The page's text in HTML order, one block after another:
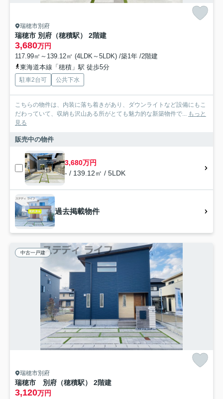
瑞穂市別府
瑞穂市 別府（穂積駅） 2階建
3,680万円
117.99㎡～139.12㎡ (4LDK～5LDK) /築1年 /2階建
東海道本線「穂積」駅 徒歩5分
駐車2台可 公共下水
こちらの物件は、内装に落ち着きがあり、ダウンライトなど設備にもこ
だわっていて、収納も沢山ある所がとても魅力的な新築物件で... もっと
見る
販売中の物件
3,680万円
- / 139.12㎡ / 5LDK
過去掲載物件
中古一戸建
瑞穂市別府
瑞穂市 別府（穂積駅） 2階建
3,120万円